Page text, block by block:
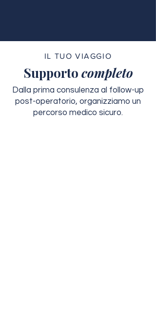
IL TUO VIAGGIO
Supporto completo
Dalla prima consulenza al follow-up
post-operatorio, organizziamo un
percorso medico sicuro.